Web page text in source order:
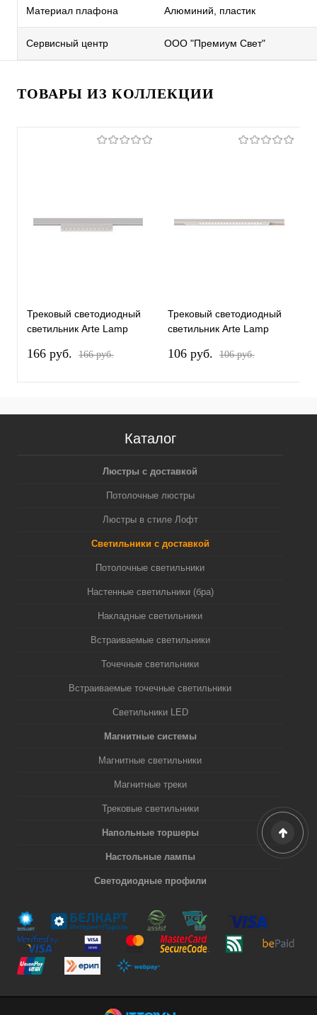
Материал плафона Алюминий, пластик
Сервисный центр ООО "Премиум Свет"
ТОВАРЫ ИЗ КОЛЛЕКЦИИ
Трековый светодиодный
светильник Arte Lamp
166 pуб. 166 pуб.
Трековый светодиодный
светильник Arte Lamp
106 pуб. 106 pуб.
Каталог
Люстры с доставкой
Потолочные люстры
Люстры в стиле Лофт
Светильники с доставкой
Потолочные светильники
Настенные светильники (бра)
Накладные светильники
Встраиваемые светильники
Точечные светильники
Встраиваемые точечные светильники
Светильники LED
Магнитные системы
Магнитные светильники
Магнитные треки
Трековые светильники
Напольные торшеры
Настольные лампы
Светодиодные профили